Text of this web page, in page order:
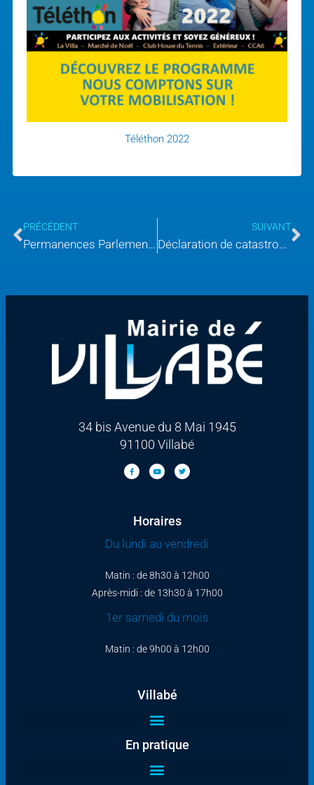
Téléthon 2022
PRÉCÉDENT
Permanences Parlementaires
SUIVANT
Déclaration de catastrophe naturelle : Sécheresse 2022
34 bis Avenue du 8 Mai 1945
91100 Villabé
Horaires
Du lundi au vendredi
Matin : de 8h30 à 12h00
Après-midi : de 13h30 à 17h00
1er samedi du mois
Matin : de 9h00 à 12h00
Villabé
En pratique